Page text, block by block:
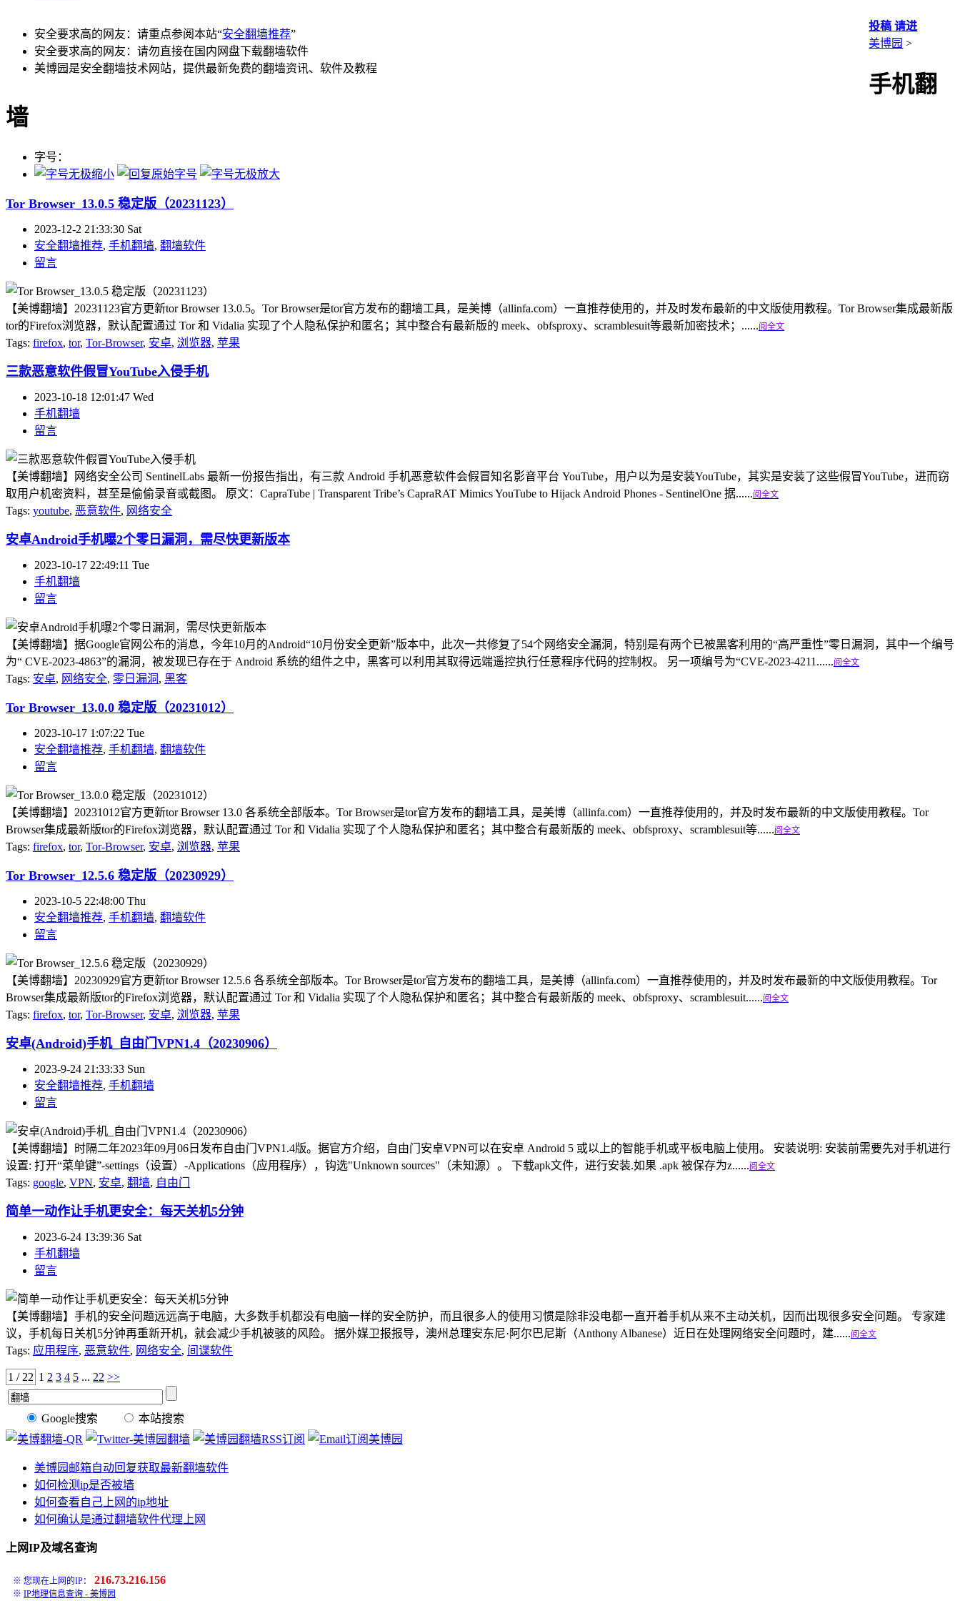
安全要求高的网友：请重点参阅本站“安全翻墙推荐”
安全要求高的网友：请勿直接在国内网盘下载翻墙软件
美博园是安全翻墙技术网站，提供最新免费的翻墙资讯、软件及教程
投稿 请进
美博园 >
手机翻
墙
字号：
Tor Browser_13.0.5 稳定版（20231123）
2023-12-2 21:33:30 Sat
安全翻墙推荐, 手机翻墙, 翻墙软件
留言
【美博翻墙】20231123官方更新tor Browser 13.0.5。Tor Browser是tor官方发布的翻墙工具，是美博（allinfa.com）一直推荐使用的，并及时发布最新的中文版使用教程。Tor Browser集成最新版
tor的Firefox浏览器，默认配置通过 Tor 和 Vidalia 实现了个人隐私保护和匿名；其中整合有最新版的 meek、obfsproxy、scramblesuit等最新加密技术；......阅全文
Tags: firefox, tor, Tor-Browser, 安卓, 浏览器, 苹果
三款恶意软件假冒YouTube入侵手机
2023-10-18 12:01:47 Wed
手机翻墙
留言
【美博翻墙】网络安全公司 SentinelLabs 最新一份报告指出，有三款 Android 手机恶意软件会假冒知名影音平台 YouTube，用户以为是安装YouTube，其实是安装了这些假冒YouTube，进而窃
取用户机密资料，甚至是偷偷录音或截图。 原文：CapraTube | Transparent Tribe’s CapraRAT Mimics YouTube to Hijack Android Phones - SentinelOne 据......阅全文
Tags: youtube, 恶意软件, 网络安全
安卓Android手机曝2个零日漏洞，需尽快更新版本
2023-10-17 22:49:11 Tue
手机翻墙
留言
【美博翻墙】据Google官网公布的消息，今年10月的Android“10月份安全更新”版本中，此次一共修复了54个网络安全漏洞，特别是有两个已被黑客利用的“高严重性”零日漏洞，其中一个编号
为“ CVE-2023-4863”的漏洞，被发现已存在于 Android 系统的组件之中，黑客可以利用其取得远端遥控执行任意程序代码的控制权。 另一项编号为“CVE-2023-4211......阅全文
Tags: 安卓, 网络安全, 零日漏洞 , 黑客
Tor Browser_13.0.0 稳定版（20231012）
2023-10-17 1:07:22 Tue
安全翻墙推荐, 手机翻墙, 翻墙软件
留言
【美博翻墙】20231012官方更新tor Browser 13.0 各系统全部版本。Tor Browser是tor官方发布的翻墙工具，是美博（allinfa.com）一直推荐使用的，并及时发布最新的中文版使用教程。Tor
Browser集成最新版tor的Firefox浏览器，默认配置通过 Tor 和 Vidalia 实现了个人隐私保护和匿名；其中整合有最新版的 meek、obfsproxy、scramblesuit等......阅全文
Tags: firefox, tor, Tor-Browser, 安卓, 浏览器, 苹果
Tor Browser_12.5.6 稳定版（20230929）
2023-10-5 22:48:00 Thu
安全翻墙推荐, 手机翻墙, 翻墙软件
留言
【美博翻墙】20230929官方更新tor Browser 12.5.6 各系统全部版本。Tor Browser是tor官方发布的翻墙工具，是美博（allinfa.com）一直推荐使用的，并及时发布最新的中文版使用教程。Tor
Browser集成最新版tor的Firefox浏览器，默认配置通过 Tor 和 Vidalia 实现了个人隐私保护和匿名；其中整合有最新版的 meek、obfsproxy、scramblesuit......阅全文
Tags: firefox, tor, Tor-Browser, 安卓, 浏览器, 苹果
安卓(Android)手机_自由门VPN1.4（20230906）
2023-9-24 21:33:33 Sun
安全翻墙推荐, 手机翻墙
留言
【美博翻墙】时隔二年2023年09月06日发布自由门VPN1.4版。据官方介绍，自由门安卓VPN可以在安卓 Android 5 或以上的智能手机或平板电脑上使用。 安装说明: 安装前需要先对手机进行
设置: 打开“菜单键”-settings（设置）-Applications（应用程序），钩选"Unknown sources"（未知源）。 下载apk文件，进行安装.如果 .apk 被保存为z......阅全文
Tags: google, VPN, 安卓, 翻墙, 自由门
简单一动作让手机更安全：每天关机5分钟
2023-6-24 13:39:36 Sat
手机翻墙
留言
【美博翻墙】手机的安全问题远远高于电脑，大多数手机都没有电脑一样的安全防护，而且很多人的使用习惯是除非没电都一直开着手机从来不主动关机，因而出现很多安全问题。 专家建
议，手机每日关机5分钟再重新开机，就会减少手机被骇的风险。 据外媒卫报报导，澳州总理安东尼·阿尔巴尼斯（Anthony Albanese）近日在处理网络安全问题时，建......阅全文
Tags: 应用程序, 恶意软件, 网络安全, 间谍软件
1 / 22 1 2 3 4 5 ... 22 >>
Google搜索 本站搜索
美博园邮箱自动回复获取最新翻墙软件
如何检测ip是否被墙
如何查看自己上网的ip地址
如何确认是通过翻墙软件代理上网
上网IP及域名查询
※ 您现在上网的IP： 216.73.216.156
※ IP地理信息查询 - 美博园